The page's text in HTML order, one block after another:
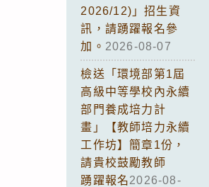
2026/12)」招生資
訊，請踴躍報名參
加。 2026-08-07
檢送「環境部第1屆
高級中等學校內永續
部門養成培力計
畫」【教師培力永續
工作坊】簡章1份，
請貴校鼓勵教師
踴躍報名2026-08-